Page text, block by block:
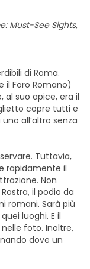
di Roma.
il Foro Romano)
suo apice, era il
copre tutti e
all’altro senza
Tuttavia,
rapidamente il
Non
il podio da
romani. Sarà più
luoghi. E il
foto. Inoltre,
dove un